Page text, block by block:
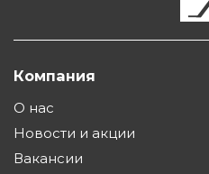
Компания
О нас
Новости и акции
Вакансии